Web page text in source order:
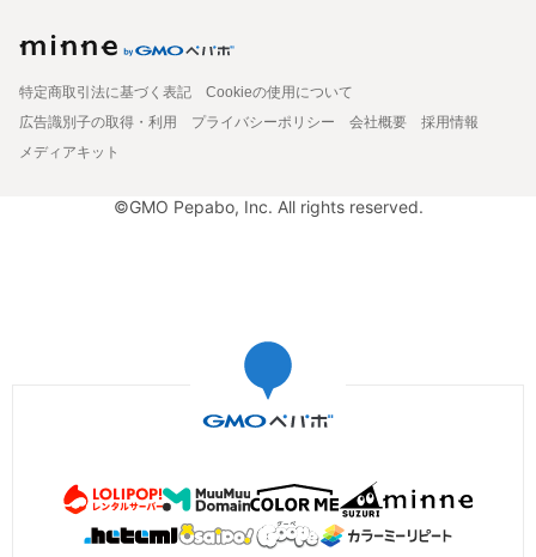
特定商取引法に基づく表記
Cookieの使用について
広告識別子の取得・利用
プライバシーポリシー 会社概要
採用情報
メディアキット
©GMO Pepabo, Inc. All rights reserved.